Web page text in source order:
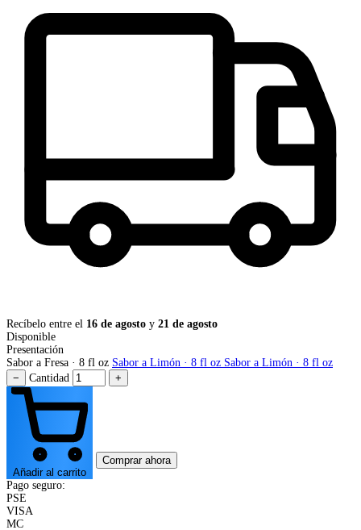
Recíbelo entre el 16 de agosto y 21 de agosto
Disponible
Presentación
Sabor a Fresa · 8 fl oz Sabor a Limón · 8 fl oz Sabor a Limón · 8 fl oz
−
Cantidad +
Añadir al carrito
Comprar ahora
Pago seguro:
PSE
VISA
MC